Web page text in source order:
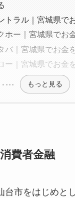
トラル｜宮城県で
ホー｜宮城県でお
バ｜宮城県でお金
ー｜宮城県でお金
もっと見る
費者金融
台市をはじめと